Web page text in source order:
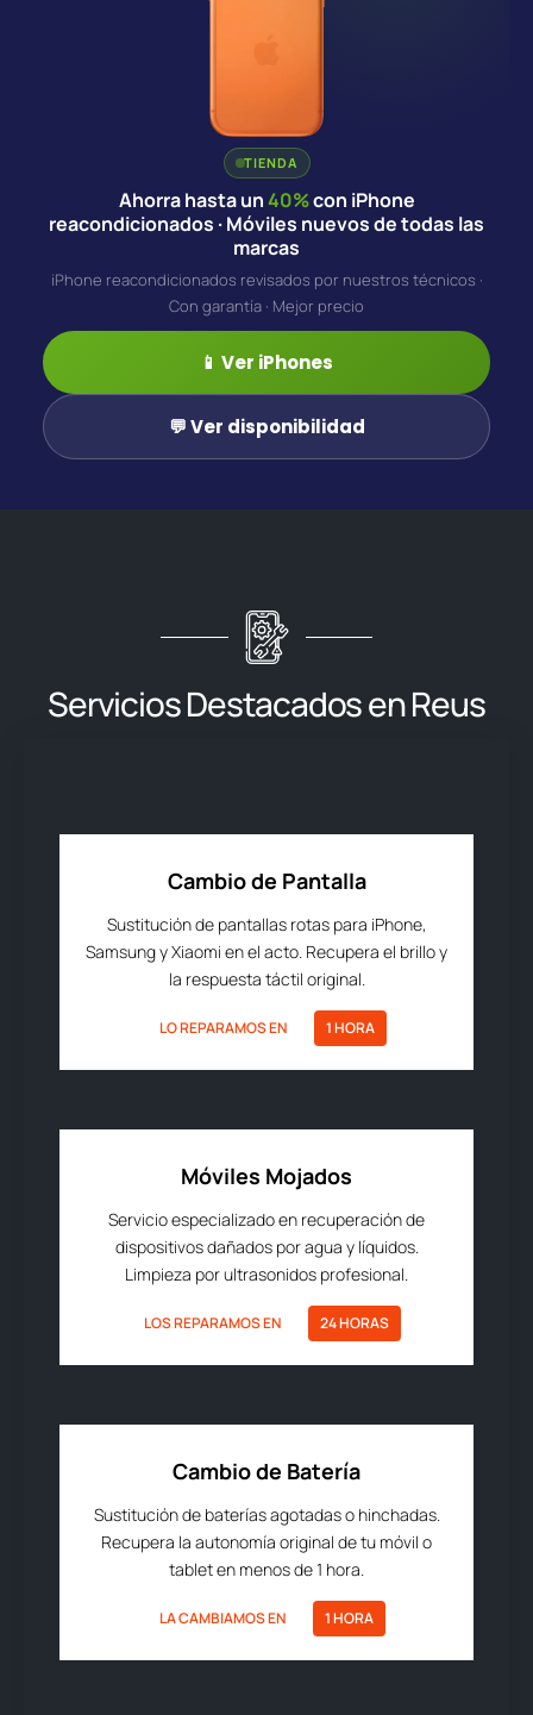
TIENDA
Ahorra hasta un40%con iPhone
reacondicionados · Móviles nuevos de todas las
marcas
iPhone reacondicionados revisados por nuestros técnicos ·
Con garantía · Mejor precio
📱 Ver iPhones
💬 Ver disponibilidad
Servicios Destacados en Reus
Cambio de Pantalla
Sustitución de pantallas rotas para iPhone,
Samsung y Xiaomi en el acto. Recupera el brillo y
la respuesta táctil original.
LO REPARAMOS EN 1 HORA
Móviles Mojados
Servicio especializado en recuperación de
dispositivos dañados por agua y líquidos.
Limpieza por ultrasonidos profesional.
LOS REPARAMOS EN 24 HORAS
Cambio de Batería
Sustitución de baterías agotadas o hinchadas.
Recupera la autonomía original de tu móvil o
tablet en menos de 1 hora.
LA CAMBIAMOS EN 1 HORA